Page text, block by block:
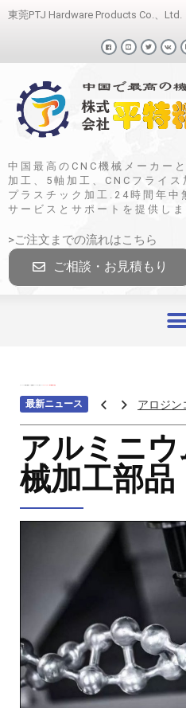
東莞PTJ Hardware Products Co.、Ltd.
中国最高のCNC機械メーカー
加工、5軸加工、CNCフライス
プラスチック加工.24時間年中
サービスとサポートを提供しま
>ご注文までの流れはこちら
ご相談・お見積もり
最新ニュース
アロジン
アームス
紫外線 塗
重金属ト
へら 絞
チタン
プロト
LEDラ
カスタ
CNC加
カスタム
CNC加
アルミニ
械加工部品